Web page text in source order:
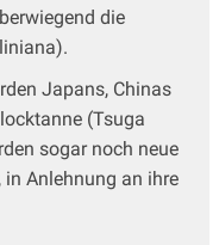
die
Japans, Chinas
(Tsuga
sogar noch neue
Anlehnung an ihre